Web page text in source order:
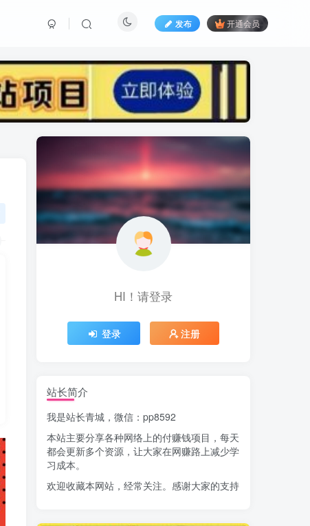
发布 开通会员
标签云
(1)黑科技 黑神话
鱼塘起号(1) 魔兽亚服(0) 魔兽(1)
骚气语音包
餐饮门店(1) 餐饮人(1) 餐饮(3)
(1) 风水教程(0) 风水(1)
风光摄影(1) 音乐号 音乐人项目(0)
音乐U盘(1) 韩国动漫(1)
HI！请登录
登录 注册
站长简介
我是站长青城，微信：pp8592
本站主要分享各种网络上的付赚钱项目，每天
都会更新多个资源，让大家在网赚路上减少学
习成本。
欢迎收藏本网站，经常关注。感谢大家的支持